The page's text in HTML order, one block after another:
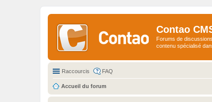
Contao
Forums de
contenu spécialisé
Raccourcis FAQ
Accueil du forum